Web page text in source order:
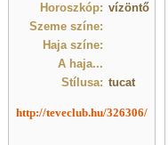
Horoszkóp: vízöntő
Szeme színe:
Haja színe:
A haja...
Stílusa: tucat
http://teveclub.hu/326306/